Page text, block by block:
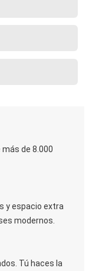
de 8.000
y espacio extra
modernos.
Tú haces la